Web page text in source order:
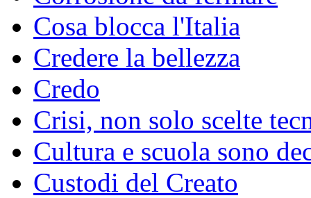
Cosa blocca l'Italia
Credere la bellezza
Credo
Crisi, non solo scelte
Cultura e scuola sono
Custodi del Creato